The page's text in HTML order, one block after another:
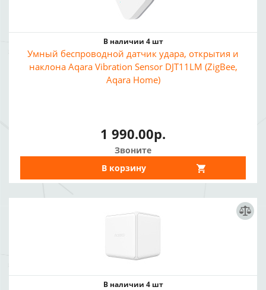
В наличии 4 шт
Умный беспроводной датчик удара, открытия и
наклона Aqara Vibration Sensor DJT11LM (ZigBee,
Aqara Home)
1 990.00р.
Звоните
В корзину
В наличии 4 шт